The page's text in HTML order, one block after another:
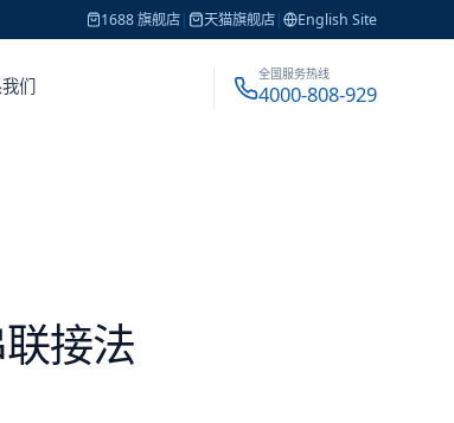
1688 旗舰店| 天猫旗舰店| English Site
们
全国服务热线
4000-808-929
接法